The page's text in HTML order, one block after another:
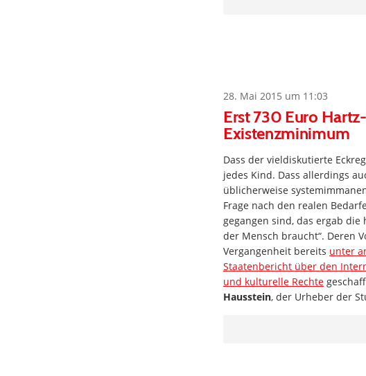
28. Mai 2015 um 11:03
Erst 730 Euro
Existenzminimum
Dass der vieldiskutierte
jedes Kind. Dass allerdings
üblicherweise
Frage nach den realen
gegangen sind, das ergab die
der Mensch braucht“. Deren
Vergangenheit bereits unter
Staatenbericht über den
und kulturelle Rechte
Hausstein, der Urheber der